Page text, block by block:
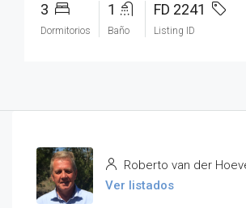
3
Dormitorios
1
Baño
FD 2241
Listing ID
Roberto van der
Ver listados